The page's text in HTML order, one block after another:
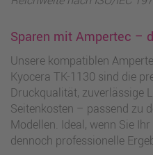
Sparen mit Ampertec –
Unsere kompatiblen
Kyocera TK-1130 sind die
Druckqualität, zuverlässige
Seitenkosten – passend zu
Modellen. Ideal, wenn Sie
dennoch professionelle